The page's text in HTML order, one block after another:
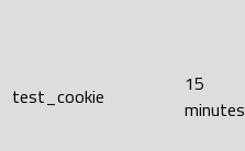
test_cookie
15
minutes